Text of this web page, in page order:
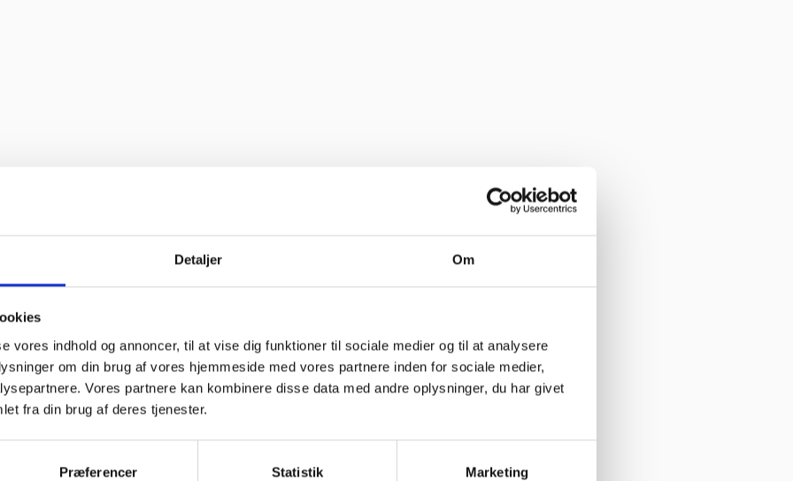
Detaljer Om
vores indhold og annoncer, til at vise dig funktioner til sociale medier og til at analysere
om din brug af vores hjemmeside med vores partnere inden for sociale medier,
Vores partnere kan kombinere disse data med andre oplysninger, du har givet
fra din brug af deres tjenester.
Præferencer Statistik Marketing